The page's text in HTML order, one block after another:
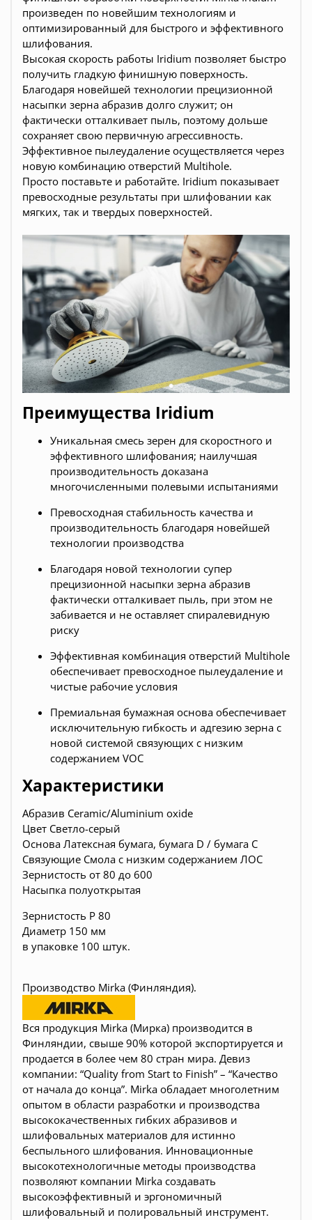
произведен по новейшим технологиям и
оптимизированный для быстрого и эффективного
шлифования.
Высокая скорость работы Iridium позволяет быстро
получить гладкую финишную поверхность.
Благодаря новейшей технологии прецизионной
насыпки зерна абразив долго служит; он
фактически отталкивает пыль, поэтому дольше
сохраняет свою первичную агрессивность.
Эффективное пылеудаление осуществляется через
новую комбинацию отверстий Multihole.
Просто поставьте и работайте. Iridium показывает
превосходные результаты при шлифовании как
мягких, так и твердых поверхностей.
Преимущества Iridium
Уникальная смесь зерен для скоростного и
эффективного шлифования; наилучшая
производительность доказана
многочисленными полевыми испытаниями
Превосходная стабильность качества и
производительность благодаря новейшей
технологии производства
Благодаря новой технологии супер
прецизионной насыпки зерна абразив
фактически отталкивает пыль, при этом не
забивается и не оставляет спиралевидную
риску
Эффективная комбинация отверстий Multihole
обеспечивает превосходное пылеудаление и
чистые рабочие условия
Премиальная бумажная основа обеспечивает
исключительную гибкость и адгезию зерна c
новой системой связующих с низким
содержанием VOC
Характеристики
Абразив Ceramic/Aluminium oxide
Цвет Светло-серый
Основа Латексная бумага, бумага D / бумага С
Связующие Смола с низким содержанием ЛОС
Зернистость от 80 до 600
Насыпка полуоткрытая
Зернистость P 80
Диаметр 150 мм
в упаковке 100 штук.
Производство Mirka (Финляндия).
Вся продукция Mirka (Мирка) производится в
Финляндии, свыше 90% которой экспортируется и
продается в более чем 80 стран мира. Девиз
компании: “Quality from Start to Finish” – “Качество
от начала до конца”. Mirka обладает многолетним
опытом в области разработки и производства
высококачественных гибких абразивов и
шлифовальных материалов для истинно
беспыльного шлифования. Инновационные
высокотехнологичные методы производства
позволяют компании Mirka создавать
высокоэффективный и эргономичный
шлифовальный и полировальный инструмент.